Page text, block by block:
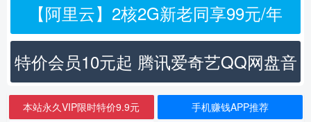
【阿里云】2核2G新老同享99元/年
特价会员10元起 腾讯爱奇艺QQ网盘音
乐
本站永久VIP限时特价9.9元 手机赚钱APP推荐